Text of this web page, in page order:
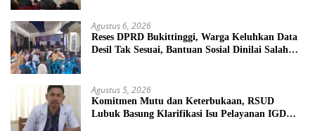
Agustus 6, 2026
Reses DPRD Bukittinggi, Warga Keluhkan Data
Desil Tak Sesuai, Bantuan Sosial Dinilai Salah
Agustus 5, 2026
Komitmen Mutu dan Keterbukaan, RSUD
Lubuk Basung Klarifikasi Isu Pelayanan IGD